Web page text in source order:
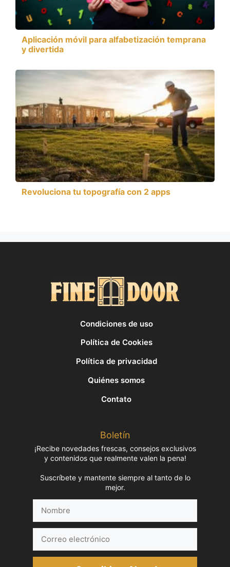
Aplicación móvil para alfabetización temprana
y divertida
Revoluciona tu topografía con 2 apps
Condiciones de uso
Política de Cookies
Política de privacidad
Quiénes somos
Contato
Boletín
¡Recibe novedades frescas, consejos exclusivos
y contenidos que realmente valen la pena!
Suscríbete y mantente siempre al tanto de lo
mejor.
electrónico